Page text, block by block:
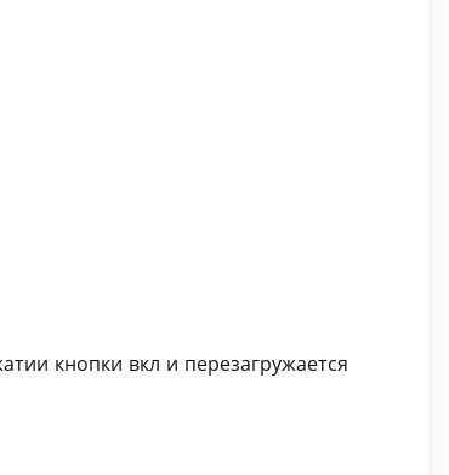
кнопки вкл и перезагружается